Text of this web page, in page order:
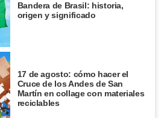
Bandera de Brasil: historia,
origen y significado
17 de agosto: cómo hacer el
Cruce de los Andes de San
Martín en collage con materiales
reciclables